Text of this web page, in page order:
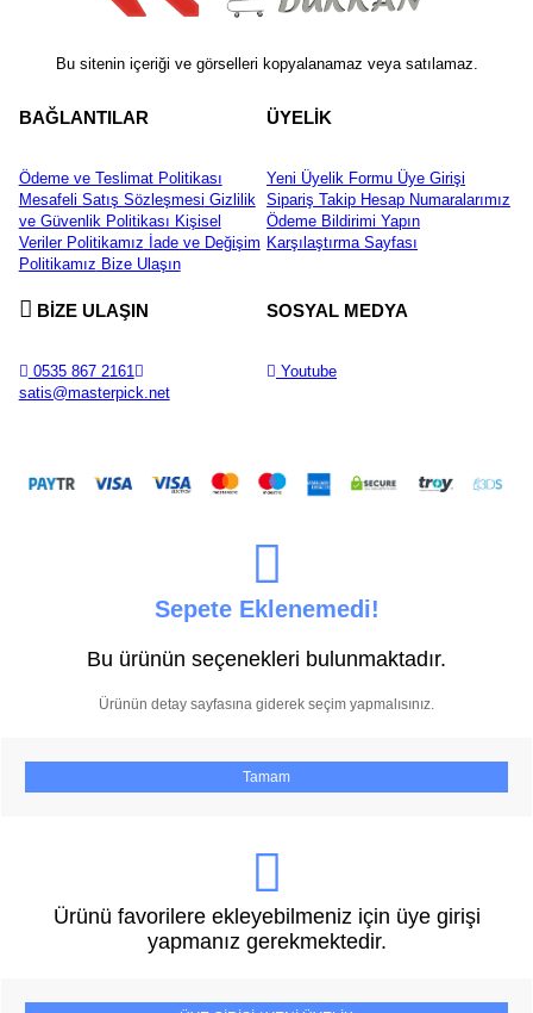
Bu sitenin içeriği ve görselleri kopyalanamaz veya satılamaz.
BAĞLANTILAR
Ödeme ve Teslimat Politikası
Mesafeli Satış Sözleşmesi Gizlilik
ve Güvenlik Politikası Kişisel
Veriler Politikamız İade ve Değişim
Politikamız Bize Ulaşın
ÜYELİK
Yeni Üyelik Formu Üye Girişi
Sipariş Takip Hesap Numaralarımız
Ödeme Bildirimi Yapın
Karşılaştırma Sayfası
BİZE ULAŞIN
0535 867 2161
satis@masterpick.net
SOSYAL MEDYA
Youtube
Sepete Eklenemedi!
Bu ürünün seçenekleri bulunmaktadır.
Ürünün detay sayfasına giderek seçim yapmalısınız.
Tamam
Ürünü favorilere ekleyebilmeniz için üye girişi
yapmanız gerekmektedir.